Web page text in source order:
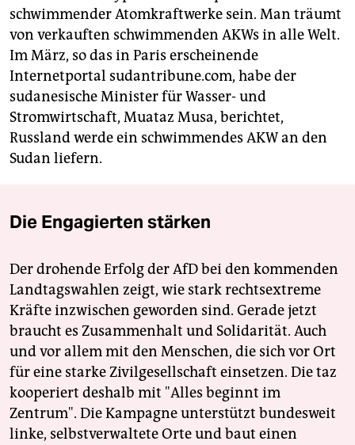
schwimmender Atomkraftwerke sein. Man träumt
von verkauften schwimmenden AKWs in alle Welt.
Im März, so das in Paris erscheinende
Internetportal sudantribune.com, habe der
sudanesische Minister für Wasser- und
Stromwirtschaft, Muataz Musa, berichtet,
Russland werde ein schwimmendes AKW an den
Sudan liefern.
Die Engagierten stärken
Der drohende Erfolg der AfD bei den kommenden
Landtagswahlen zeigt, wie stark rechtsextreme
Kräfte inzwischen geworden sind. Gerade jetzt
braucht es Zusammenhalt und Solidarität. Auch
und vor allem mit den Menschen, die sich vor Ort
für eine starke Zivilgesellschaft einsetzen. Die taz
kooperiert deshalb mit "Alles beginnt im
Zentrum". Die Kampagne unterstützt bundesweit
linke, selbstverwaltete Orte und baut einen